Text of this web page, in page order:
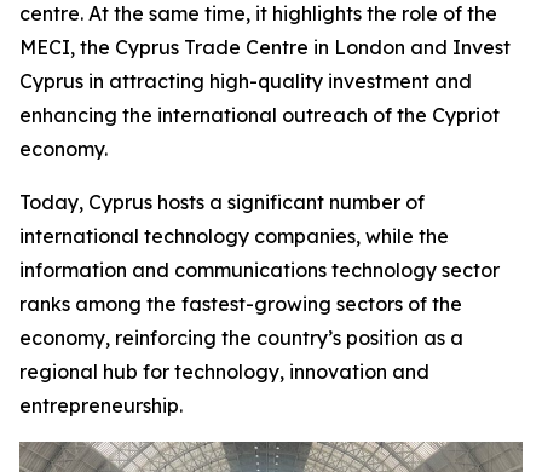
centre. At the same time, it highlights the role of the
MECI, the Cyprus Trade Centre in London and Invest
Cyprus in attracting high-quality investment and
enhancing the international outreach of the Cypriot
economy.
Today, Cyprus hosts a significant number of
international technology companies, while the
information and communications technology sector
ranks among the fastest-growing sectors of the
economy, reinforcing the country’s position as a
regional hub for technology, innovation and
entrepreneurship.